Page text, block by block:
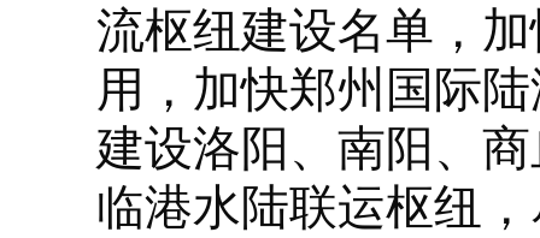
流枢纽建设名单，
用，加快郑州国际
建设洛阳、南阳、
临港水陆联运枢纽